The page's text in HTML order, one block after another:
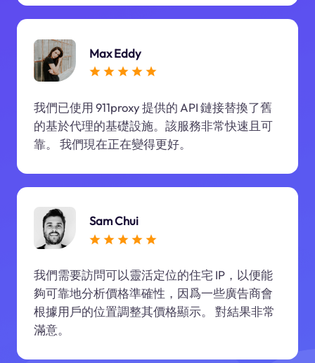
Max Eddy
我們已使用 911proxy 提供的 API 鏈接替換了舊
的基於代理的基礎設施。該服務非常快速且可
靠。 我們現在正在變得更好。
Sam Chui
我們需要訪問可以靈活定位的住宅 IP，以便能
夠可靠地分析價格準確性，因爲一些廣告商會
根據用戶的位置調整其價格顯示。 對結果非常
滿意。